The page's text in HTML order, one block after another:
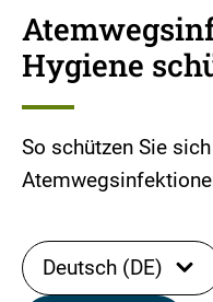
Hygiene
So schützen Sie
Deutsch (DE)